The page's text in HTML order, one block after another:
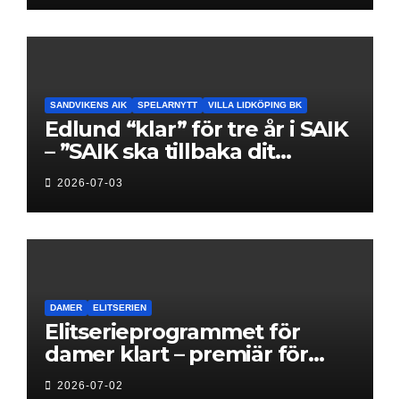
SANDVIKENS AIK SPELARNYTT VILLA LIDKÖPING BK
Edlund “klar” för tre år i SAIK
– ”SAIK ska tillbaka dit
klubben hör hemma”
2026-07-03
DAMER ELITSERIEN
Elitserieprogrammet för
damer klart – premiär för
Next Level
2026-07-02